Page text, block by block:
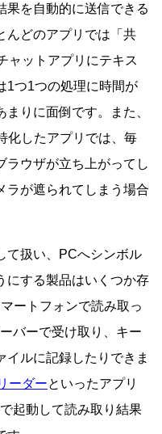
果を自動的に送信できる
んどのアプリでは「共
ャットアプリにテキス
1つ1つの処理に時間が
りに面倒です。また、
化したアプリでは、毎
ラウザが立ち上がってし
ラが遮られてしまう場合
て扱い、PCへシンボル
にする製品はいくつか存
ートフォンで読み取っ
バーで受け取り、キー
イルに記録したりできま
ーダーといったアプリ
起動して読み取り結果